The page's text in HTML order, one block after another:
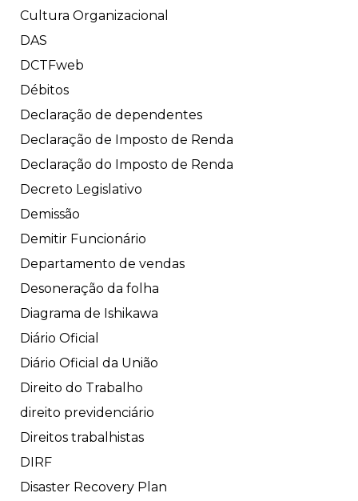
Cultura Organizacional
DAS
DCTFweb
Débitos
Declaração de dependentes
Declaração de Imposto de Renda
Declaração do Imposto de Renda
Decreto Legislativo
Demissão
Demitir Funcionário
Departamento de vendas
Desoneração da folha
Diagrama de Ishikawa
Diário Oficial
Diário Oficial da União
Direito do Trabalho
direito previdenciário
Direitos trabalhistas
DIRF
Disaster Recovery Plan